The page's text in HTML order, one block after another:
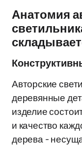
Анатомия
Авторские
деревянные
изделие
и качество
дерева -